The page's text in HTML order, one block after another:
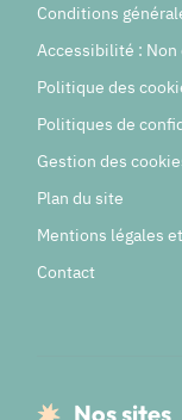
Conditions
Accessibilité : Non
Politique des
Politiques de
Gestion des
Plan du site
Mentions légales
Contact
Nos sites